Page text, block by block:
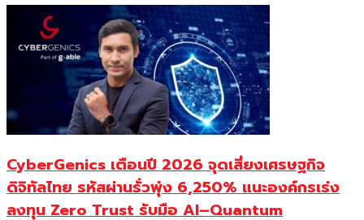
CyberGenics เตือนปี 2026 จุดเสี่ยงเศรษฐกิจ
ดิจิทัลไทย รหัสผ่านรั่วพุ่ง 6,250% แนะองค์กรเร่ง
ลงทุน Zero Trust รับมือ AI–Quantum